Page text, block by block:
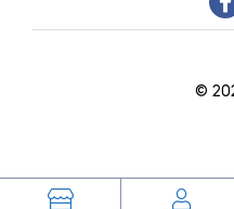
©